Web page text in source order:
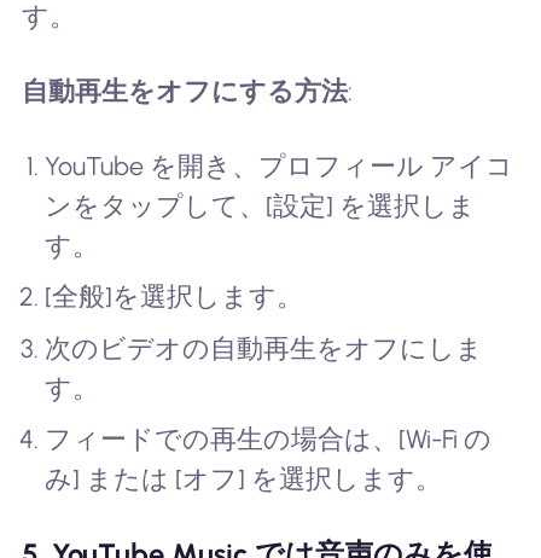
す。
自動再生をオフにする方法:
YouTube を開き、プロフィール アイコ
ンをタップして、[設定] を選択しま
す。
[全般]を選択します。
次のビデオの自動再生をオフにしま
す。
フィードでの再生の場合は、[Wi-Fi の
み] または [オフ] を選択します。